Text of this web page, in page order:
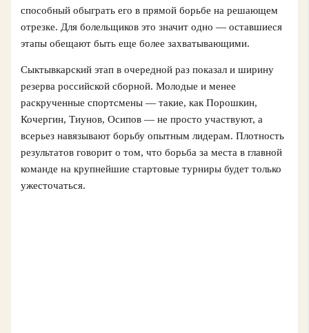
способный обыграть его в прямой борьбе на решающем
отрезке. Для болельщиков это значит одно — оставшиеся
этапы обещают быть еще более захватывающими.
Сыктывкарский этап в очередной раз показал и ширину
резерва российской сборной. Молодые и менее
раскрученные спортсмены — такие, как Порошкин,
Кочергин, Тиунов, Осипов — не просто участвуют, а
всерьез навязывают борьбу опытным лидерам. Плотность
результатов говорит о том, что борьба за места в главной
команде на крупнейшие стартовые турниры будет только
ужесточаться.